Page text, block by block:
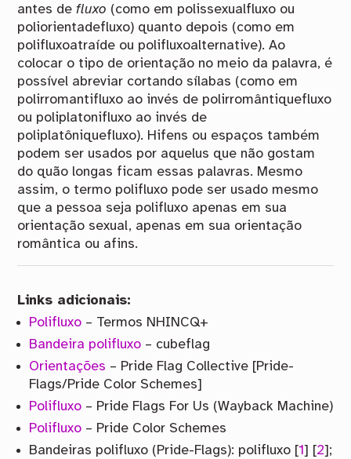
antes defluxo (como em polissexualfluxo ou
poliorientadefluxo) quanto depois (como em
polifluxoatraíde ou polifluxoalternative). Ao
colocar o tipo de orientação no meio da palavra, é
possível abreviar cortando sílabas (como em
polirromantifluxo ao invés de polirromântiquefluxo
ou poliplatonifluxo ao invés de
poliplatôniquefluxo). Hifens ou espaços também
podem ser usados por aquelus que não gostam
do quão longas ficam essas palavras. Mesmo
assim, o termo polifluxo pode ser usado mesmo
que a pessoa seja polifluxo apenas em sua
orientação sexual, apenas em sua orientação
romântica ou afins.
Links adicionais:
Polifluxo – Termos NHINCQ+
Bandeira polifluxo – cubeflag
Orientações – Pride Flag Collective [Pride-
Flags/Pride Color Schemes]
Polifluxo – Pride Flags For Us (Wayback Machine)
Polifluxo – Pride Color Schemes
Bandeiras polifluxo (Pride-Flags): polifluxo [1 ] [2];